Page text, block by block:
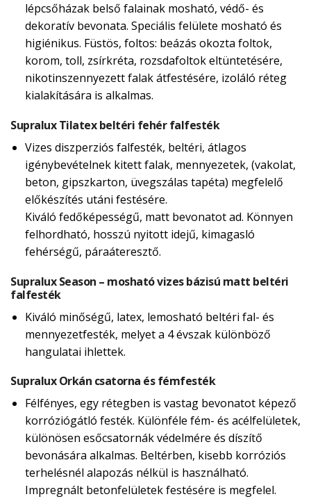
lépcsőházak belső falainak mosható, védő- és
dekoratív bevonata. Speciális felülete mosható és
higiénikus. Füstös, foltos: beázás okozta foltok,
korom, toll, zsírkréta, rozsdafoltok eltüntetésére,
nikotinszennyezett falak átfestésére, izoláló réteg
kialakítására is alkalmas.
Supralux Tilatex beltéri fehér falfesték
Vizes diszperziós falfesték, beltéri, átlagos
igénybevételnek kitett falak, mennyezetek, (vakolat,
beton, gipszkarton, üvegszálas tapéta) megfelelő
előkészítés utáni festésére.
Kiváló fedőképességű, matt bevonatot ad. Könnyen
felhordható, hosszú nyitott idejű, kimagasló
fehérségű, páraáteresztő.
Supralux Season – mosható vizes bázisú matt beltéri
falfesték
Kiváló minőségű, latex, lemosható beltéri fal- és
mennyezetfesték, melyet a 4 évszak különböző
hangulatai ihlettek.
Supralux Orkán csatorna és fémfesték
Félfényes, egy rétegben is vastag bevonatot képező
korróziógátló festék. Különféle fém- és acélfelületek,
különösen esőcsatornák védelmére és díszítő
bevonására alkalmas. Beltérben, kisebb korróziós
terhelésnél alapozás nélkül is használható.
Impregnált betonfelületek festésére is megfelel.